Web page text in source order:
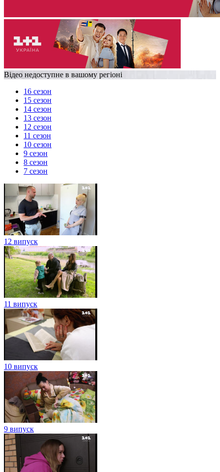
Відео недоступне в вашому регіоні
16 сезон
15 сезон
14 сезон
13 сезон
12 сезон
11 сезон
10 сезон
9 сезон
8 сезон
7 сезон
12 випуск
11 випуск
10 випуск
9 випуск